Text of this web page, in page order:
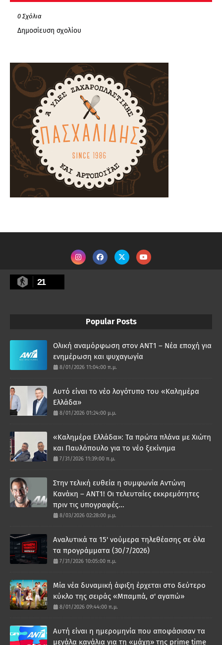
0 Σχόλια
Δημοσίευση σχολίου
21
Popular Posts
Ολική αναμόρφωση στον ΑΝΤ1 – Νέα εποχή για
ενημέρωση και ψυχαγωγία
8/01/2026 11:04:00 π.μ.
Αυτό είναι το νέο λογότυπο του «Καλημέρα
Ελλάδα»
8/01/2026 01:24:00 μ.μ.
«Καλημέρα Ελλάδα»: Τα πρώτα πλάνα με Χιώτη
και Παυλόπουλο για το νέο ξεκίνημα
7/31/2026 11:39:00 π.μ.
Στην τελική ευθεία η συμφωνία Αντώνη
Κανάκη – ΑΝΤ1! Οι τελευταίες εκκρεμότητες
πριν τις υπογραφές...
8/03/2026 02:28:00 μ.μ.
Αναλυτικά τα 15' νούμερα τηλεθέασης σε όλα
τα προγράμματα (30/7/2026)
7/31/2026 10:05:00 π.μ.
Μία νέα δυναμική άφιξη έρχεται στο δεύτερο
κύκλο της σειράς «Μπαμπά, σ' αγαπώ»
8/01/2026 09:44:00 π.μ.
Αυτή είναι η ημερομηνία που αποφάσισαν τα
μεγάλα κανάλια για τη «μάχη» της prime time